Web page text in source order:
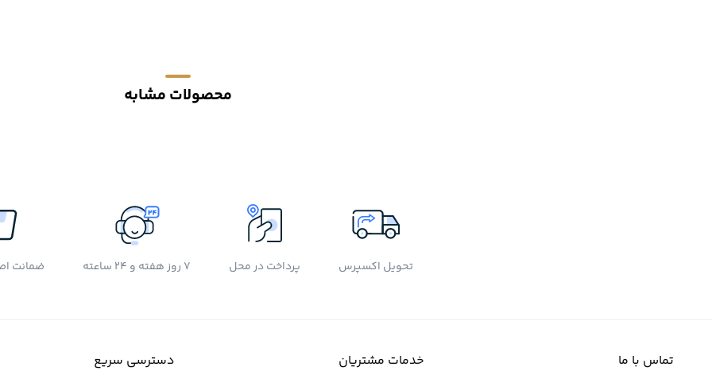
محصولات مشابه
تحویل اکسپرس پرداخت در محل 7 روز هفته و 24 ساعته ضمانت
تماس با ما خدمات مشتریان دسترسی سریع